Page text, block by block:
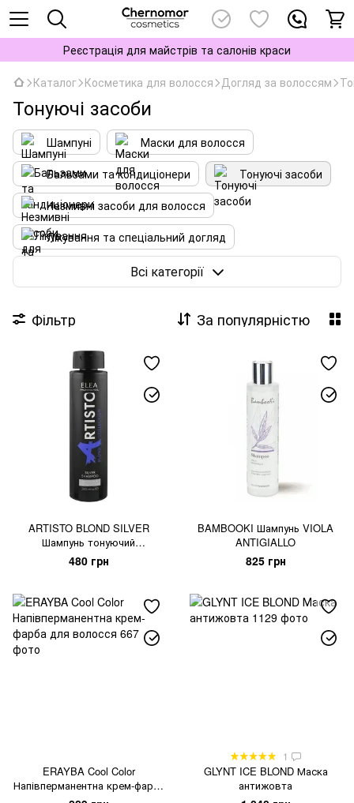
Реєстрація для майстрів та салонів краси
Каталог Косметика для волосся Догляд за волоссям
Тонуючі засоби
Шампуні
Маски для волосся
Бальзами та кондиціонери
Тонуючі засоби
Незмивні засоби для волосся
Лікування та спеціальний догляд
Захист від сонцяВсі категорії
Фільтр За популярністю
ARTISTO BLOND SILVER
Шампунь тонуючий
антижовтий
480 грн
BAMBOOKI Шампунь VIOLA
ANTIGIALLO
825 грн
ERAYBA Cool Color
Напівперманентна крем-фарба
для волосся
1
GLYNT ICE BLOND Маска
антижовта